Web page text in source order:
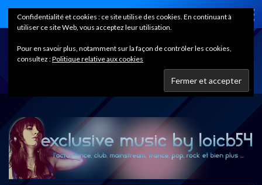
Home
Confidentialité et cookies : ce site utilise des cookies. En continuant à
utiliser ce site Web, vous acceptez leur utilisation.
Pour en savoir plus, notamment sur la façon de contrôler les cookies,
consultez :Politique relative aux cookies